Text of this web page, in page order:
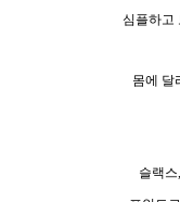
심플하고
몸에 달
슬랙